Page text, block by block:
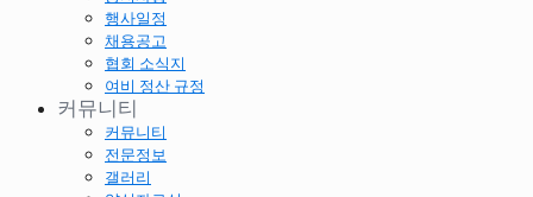
행사일정
채용공고
협회 소식지
여비 정산 규정
커뮤니티
커뮤니티
전문정보
갤러리